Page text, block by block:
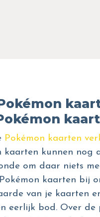
Pokémon kaarten
kaarten kunnen nog
om daar niets
kaarten bij
van je kaarten
eerlijk bod. Over